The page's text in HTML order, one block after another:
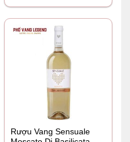
Rượu Vang Sensuale